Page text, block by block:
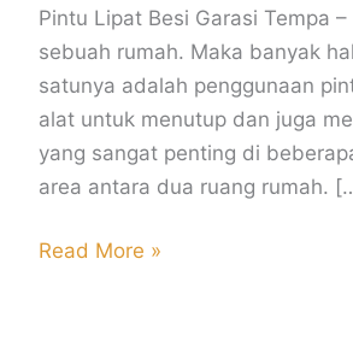
Pintu Lipat Besi Garasi Tempa
sebuah rumah. Maka banyak
satunya adalah penggunaan
alat untuk menutup dan juga
yang sangat penting di
area antara dua ruang rumah.
Read More »